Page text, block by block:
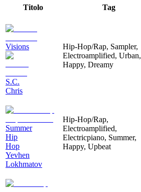
Titolo Tag
Visions
S.C.
Chris
Hip-Hop/Rap, Sampler,
Electroamplified, Urban,
Happy, Dreamy
Summer
Hip
Hop
Yevhen
Lokhmatov
Hip-Hop/Rap,
Electroamplified,
Electricpiano, Summer,
Happy, Upbeat